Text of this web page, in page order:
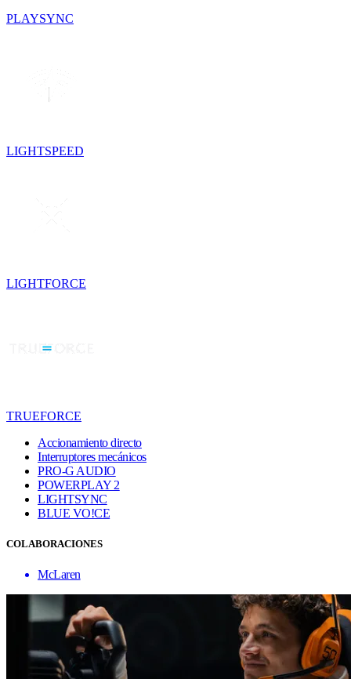
PLAYSYNC
LIGHTSPEED
LIGHTFORCE
TRUEFORCE
Accionamiento directo
Interruptores mecánicos
PRO-G AUDIO
POWERPLAY 2
LIGHTSYNC
BLUE VO!CE
COLABORACIONES
McLaren